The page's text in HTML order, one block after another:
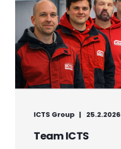
ICTS Group 25.2.2026
Team ICTS